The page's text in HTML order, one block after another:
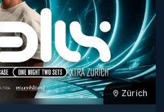
Zürich